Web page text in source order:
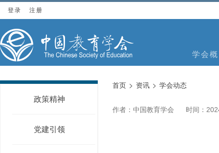
登录 注册
学会
政策精神
党建引领
首页 资讯 学会动态
作者：中国教育学会 时间：